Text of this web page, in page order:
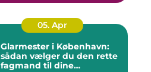
05. Apr
Glarmester i København:
sådan vælger du den rette
fagmand til dine